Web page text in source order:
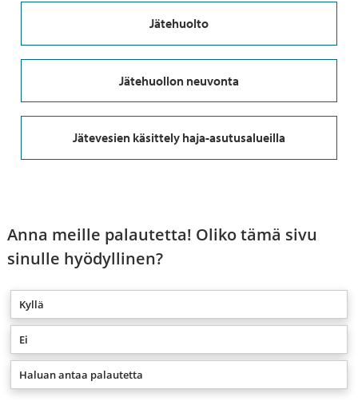
Jätehuolto
Jätehuollon neuvonta
Jätevesien käsittely haja-asutusalueilla
Anna meille palautetta! Oliko tämä sivu
sinulle hyödyllinen?
Kyllä
Ei
Haluan antaa palautetta